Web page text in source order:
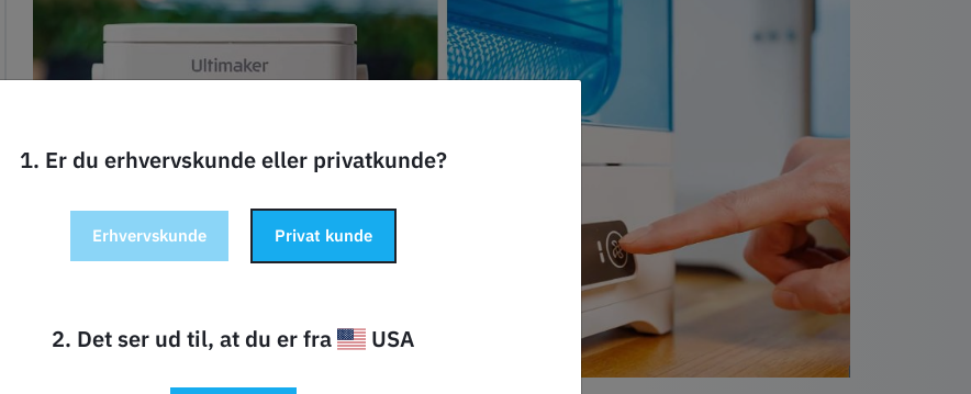
1. Er du erhvervskunde eller privatkunde?
Erhvervskunde Privat kunde
2. Det ser ud til, at du er fra USA